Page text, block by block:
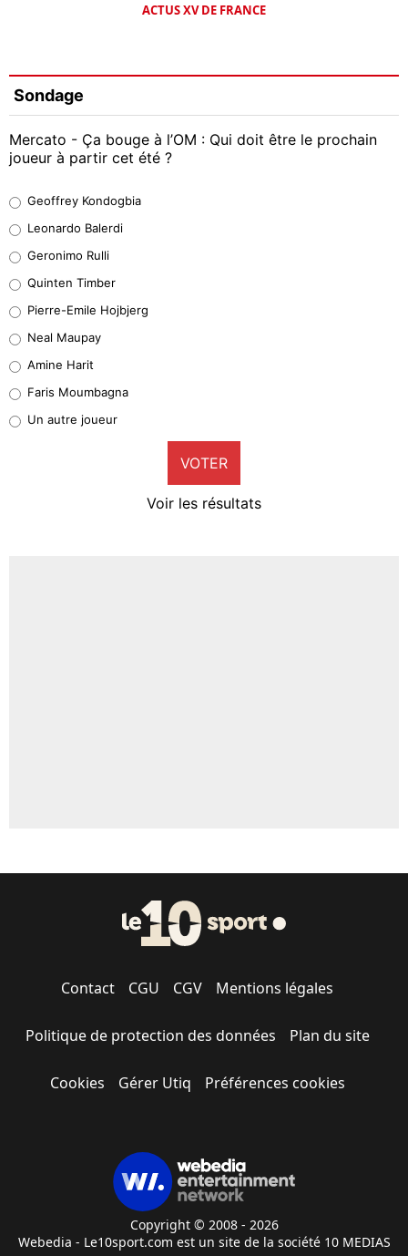
ACTUS XV DE FRANCE
Sondage
Mercato - Ça bouge à l’OM : Qui doit être le prochain
joueur à partir cet été ?
38%
32%
5%
1%
9%
Geoffrey Kondogbia
Leonardo Balerdi
Geronimo Rulli
Quinten Timber
Pierre-Emile Hojbjerg
Neal Maupay
Amine Harit
Faris Moumbagna
Un autre joueur
VOTER
Voir les résultats
Contact CGU CGV Mentions légales
Politique de protection des données Plan du site
Cookies Gérer Utiq Préférences cookies
Copyright © 2008 - 2026
Webedia - Le10sport.com est un site de la société 10 MEDIAS